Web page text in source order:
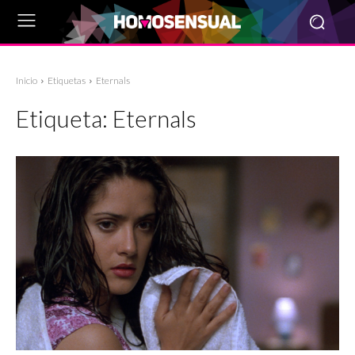
Inicio Etiquetas Eternals
Etiqueta: Eternals